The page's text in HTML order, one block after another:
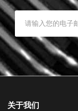
关于我们